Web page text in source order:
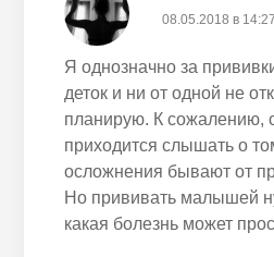
08.05.2018 в 14:27
Я однозначно за
деток и ни от одной не
планирую. К сожалению,
приходится слышать о
осложнения бывают от
Но прививать малышей
какая болезнь может